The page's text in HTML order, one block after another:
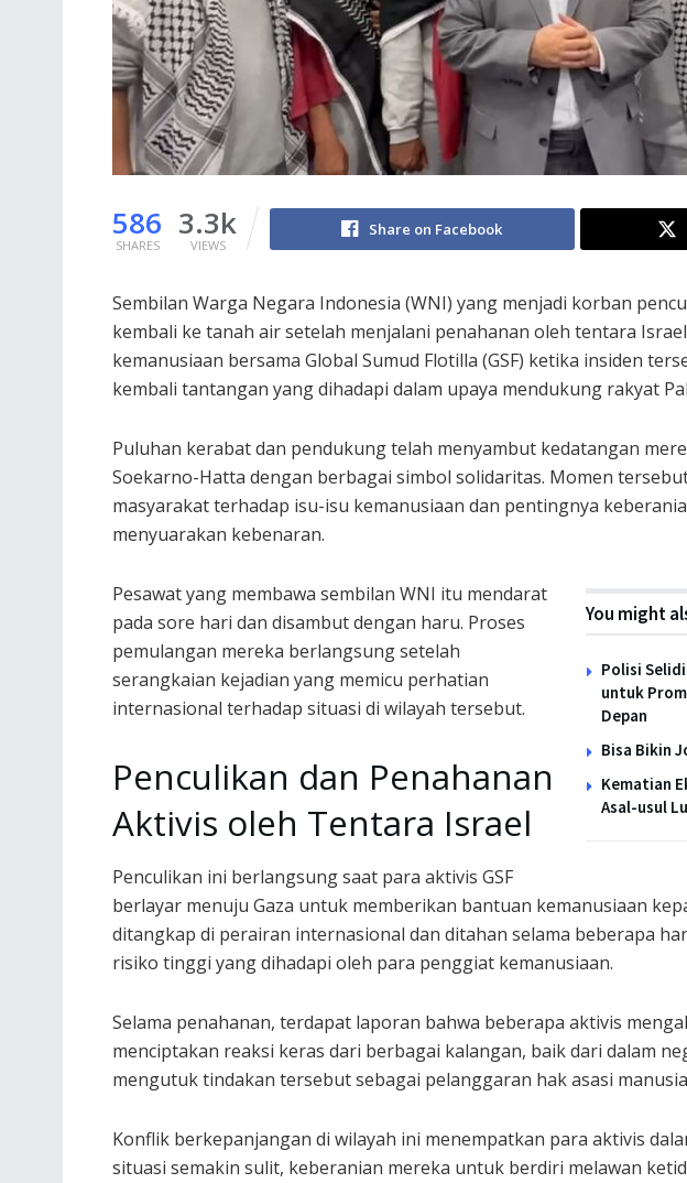
586
SHARES
3.3k
VIEWS
Share on Facebook
Sembilan Warga Negara Indonesia (WNI) yang menjadi korban
kembali ke tanah air setelah menjalani penahanan oleh tentara
kemanusiaan bersama Global Sumud Flotilla (GSF) ketika insiden
kembali tantangan yang dihadapi dalam upaya mendukung rakyat
Puluhan kerabat dan pendukung telah menyambut kedatangan
Soekarno-Hatta dengan berbagai simbol solidaritas. Momen
masyarakat terhadap isu-isu kemanusiaan dan pentingnya
menyuarakan kebenaran.
You might
Polisi
untuk
Depan
Bisa Bikin
Kematian
Asal-usul
Pesawat yang membawa sembilan WNI itu mendarat
pada sore hari dan disambut dengan haru. Proses
pemulangan mereka berlangsung setelah
serangkaian kejadian yang memicu perhatian
internasional terhadap situasi di wilayah tersebut.
Penculikan dan Penahanan
Aktivis oleh Tentara Israel
Penculikan ini berlangsung saat para aktivis GSF
berlayar menuju Gaza untuk memberikan bantuan kemanusiaan
ditangkap di perairan internasional dan ditahan selama beberapa
risiko tinggi yang dihadapi oleh para penggiat kemanusiaan.
Selama penahanan, terdapat laporan bahwa beberapa aktivis
menciptakan reaksi keras dari berbagai kalangan, baik dari dalam
mengutuk tindakan tersebut sebagai pelanggaran hak asasi
Konflik berkepanjangan di wilayah ini menempatkan para aktivis
situasi semakin sulit, keberanian mereka untuk berdiri melawan